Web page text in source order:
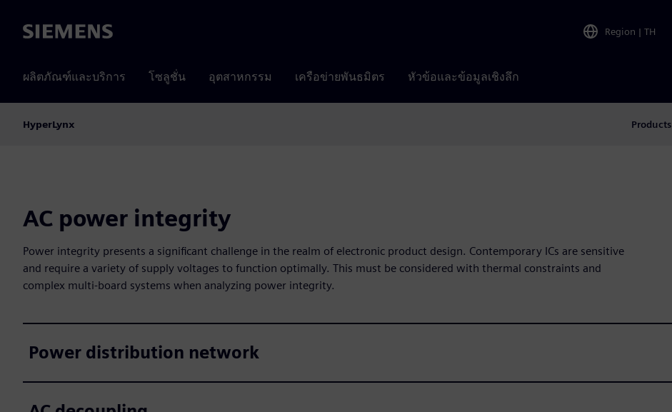
Siemens Region | TH
ผลิตภัณฑ์และบริการ โซลูชั่น อุตสาหกรรม เครือข่ายพันธมิตร หัวข้อและข้อมูลเชิงลึก
HyperLynx Products
AC power integrity
Power integrity presents a significant challenge in the realm of electronic product design. Contemporary ICs are sensitive
and require a variety of supply voltages to function optimally. This must be considered with thermal constraints and
complex multi-board systems when analyzing power integrity.
Power distribution network